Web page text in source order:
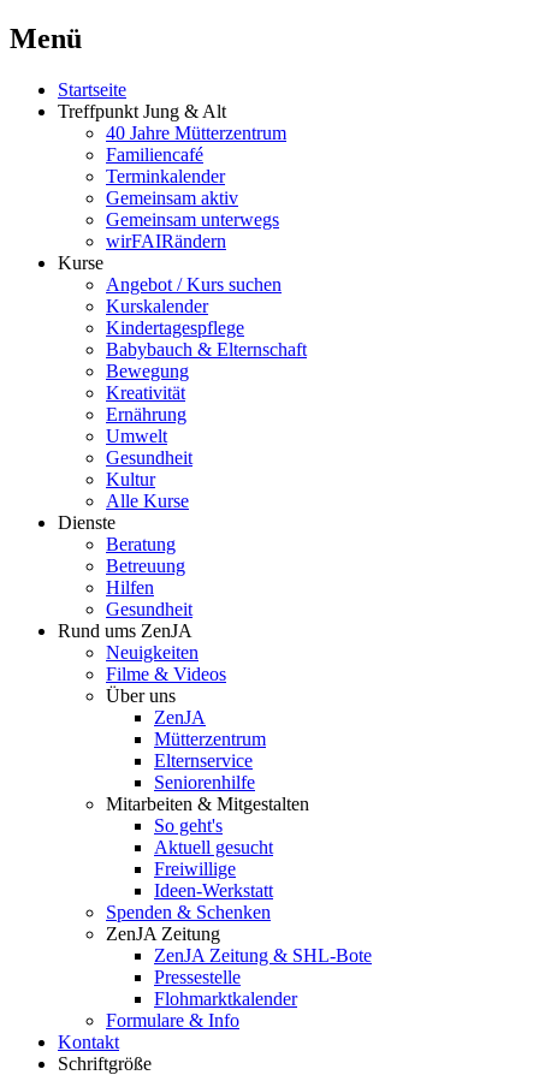
Menü
Startseite
Treffpunkt Jung & Alt
40 Jahre Mütterzentrum
Familiencafé
Terminkalender
Gemeinsam aktiv
Gemeinsam unterwegs
wirFAIRändern
Kurse
Angebot / Kurs suchen
Kurskalender
Kindertagespflege
Babybauch & Elternschaft
Bewegung
Kreativität
Ernährung
Umwelt
Gesundheit
Kultur
Alle Kurse
Dienste
Beratung
Betreuung
Hilfen
Gesundheit
Rund ums ZenJA
Neuigkeiten
Filme & Videos
Über uns
ZenJA
Mütterzentrum
Elternservice
Seniorenhilfe
Mitarbeiten & Mitgestalten
So geht's
Aktuell gesucht
Freiwillige
Ideen-Werkstatt
Spenden & Schenken
ZenJA Zeitung
ZenJA Zeitung & SHL-Bote
Pressestelle
Flohmarktkalender
Formulare & Info
Kontakt
Schriftgröße